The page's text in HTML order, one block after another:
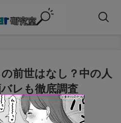
前世はなし？中の人
レも徹底調査
日